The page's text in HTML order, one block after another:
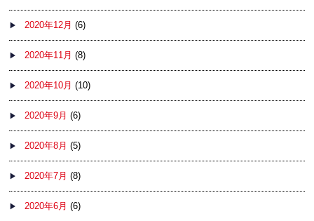
2020年12月 (6)
2020年11月 (8)
2020年10月 (10)
2020年9月 (6)
2020年8月 (5)
2020年7月 (8)
2020年6月 (6)